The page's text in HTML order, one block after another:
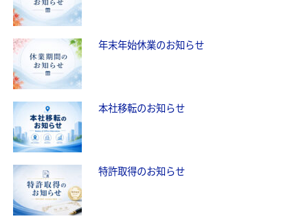
年末年始休業のお知らせ
本社移転のお知らせ
特許取得のお知らせ